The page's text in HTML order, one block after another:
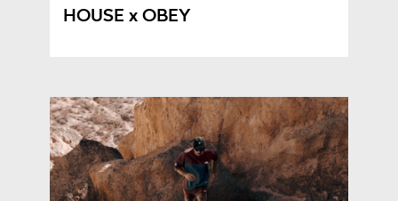
HOUSE x OBEY